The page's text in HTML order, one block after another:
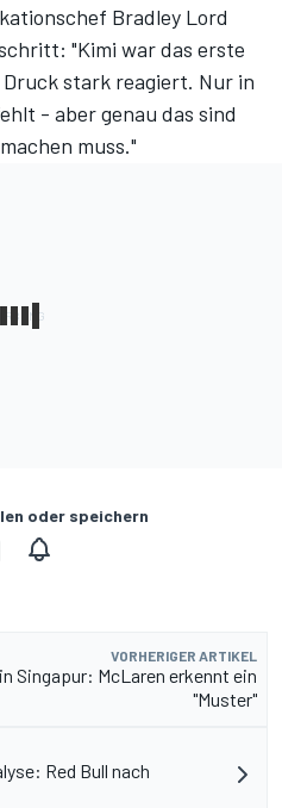
Bradley Lord
"Kimi war das erste
stark reagiert. Nur in
- aber genau das sind
muss."
oder speichern
VORHERIGER ARTIKEL
Singapur: McLaren erkennt ein
"Muster"
Red Bull nach